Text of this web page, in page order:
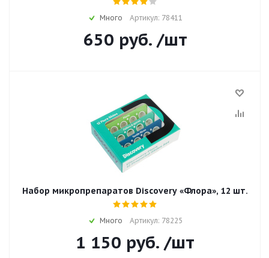
Много Артикул: 78411
650 руб. /шт
Набор микропрепаратов Discovery «Флора», 12 шт.
Много Артикул: 78225
1 150 руб. /шт